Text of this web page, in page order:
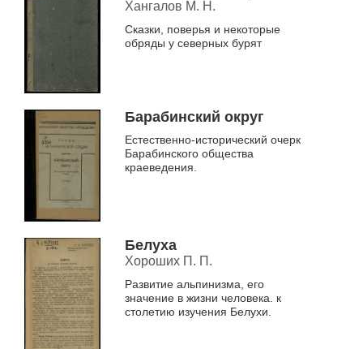
Хангалов М. Н.
Сказки, поверья и некоторые
обряды у северных бурят
Барабинский округ
Естественно-исторический очерк
Барабинского общества
краеведения.
Белуха
Хороших П. П.
Развитие альпинизма, его
значение в жизни человека. к
столетию изучения Белухи.